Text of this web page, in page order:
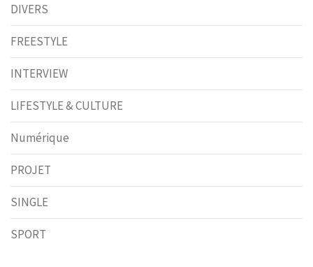
DIVERS
FREESTYLE
INTERVIEW
LIFESTYLE & CULTURE
Numérique
PROJET
SINGLE
SPORT